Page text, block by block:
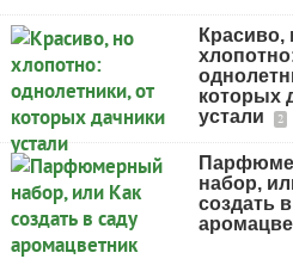
Красиво,
которых
устали
2
набор,
создать